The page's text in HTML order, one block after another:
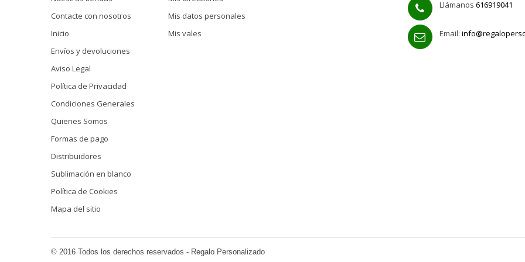
Contacte con nosotros
Inicio
Envíos y devoluciones
Aviso Legal
Política de Privacidad
Condiciones Generales
Quienes Somos
Formas de pago
Distribuidores
Sublimación en blanco
Política de Cookies
Mapa del sitio
Mis datos personales
Mis vales
Llámanos 616919041
Email:
© 2016 Todos los derechos reservados - Regalo Personalizado